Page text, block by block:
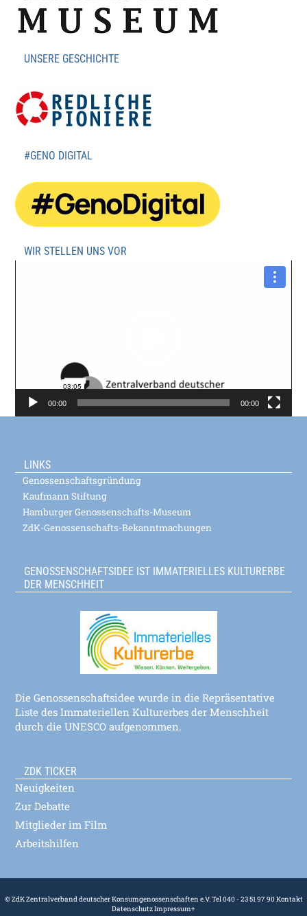
UNSERE GESCHICHTE
#GENO DIGITAL
WIR STELLEN UNS VOR
00:00 00:00
LINKS
Genossenschaftsgründung
Kaufmann Stiftung
Hamburger Genossenschafts-Museum
ZdK-Genossenschafts-Bekanntmachungen
GENOSSENSCHAFTSIDEE IST IMMATERIELLES KULTURERBE
DER MENSCHHEIT
Die Genossenschaftsidee wurde in die Repräsentative
Liste des Immateriellen Kulturerbes der Menschheit
durch die UNESCO aufgenommen.
ZDK TICKER
Neuigkeiten
Zur Debatte
Mitglieder im Film
Arbeitshilfen
© ZdK Zentralverband deutscher Konsumgenossenschaften e.V. Tel 040 - 23 51 97 90Kontakt
DatenschutzImpressum+